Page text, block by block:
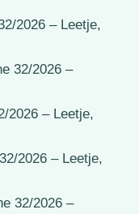
2026 – Leetje,
32/2026 –
2026 – Leetje,
2026 – Leetje,
32/2026 –